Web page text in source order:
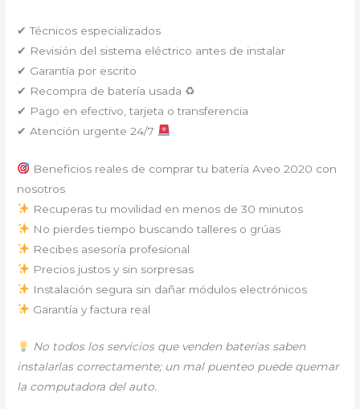
✔ Técnicos especializados
✔ Revisión del sistema eléctrico antes de instalar
✔ Garantía por escrito
✔ Recompra de batería usada ♻
✔ Pago en efectivo, tarjeta o transferencia
✔ Atención urgente 24/7
Beneficios reales de comprar tu batería Aveo 2020 con
nosotros
Recuperas tu movilidad en menos de 30 minutos
No pierdes tiempo buscando talleres o grúas
Recibes asesoría profesional
Precios justos y sin sorpresas
Instalación segura sin dañar módulos electrónicos
Garantía y factura real
No todos los servicios que venden baterías saben
instalarlas correctamente; un mal puenteo puede quemar
la computadora del auto.